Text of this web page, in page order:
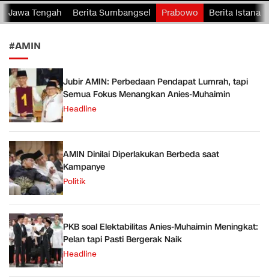
Jawa Tengah Berita Sumbangsel Prabowo Berita Istana
#AMIN
Jubir AMIN: Perbedaan Pendapat Lumrah, tapi
Semua Fokus Menangkan Anies-Muhaimin
Headline
AMIN Dinilai Diperlakukan Berbeda saat
Kampanye
Politik
PKB soal Elektabilitas Anies-Muhaimin Meningkat:
Pelan tapi Pasti Bergerak Naik
Headline